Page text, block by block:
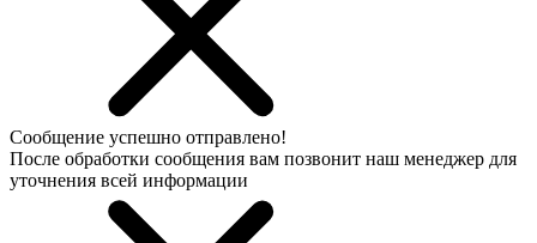
Сообщение успешно отправлено!
После обработки сообщения вам позвонит наш менеджер для
уточнения всей информации